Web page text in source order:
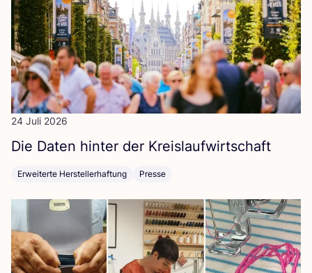
24 Juli 2026
Die Daten hin­ter der Kreislaufwirtschaft
Erweiterte Herstellerhaftung Presse